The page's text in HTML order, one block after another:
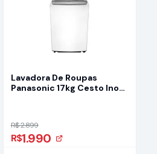
Lavadora De Roupas
Panasonic 17kg Cesto Inox
R$ 2.899
R$1.990